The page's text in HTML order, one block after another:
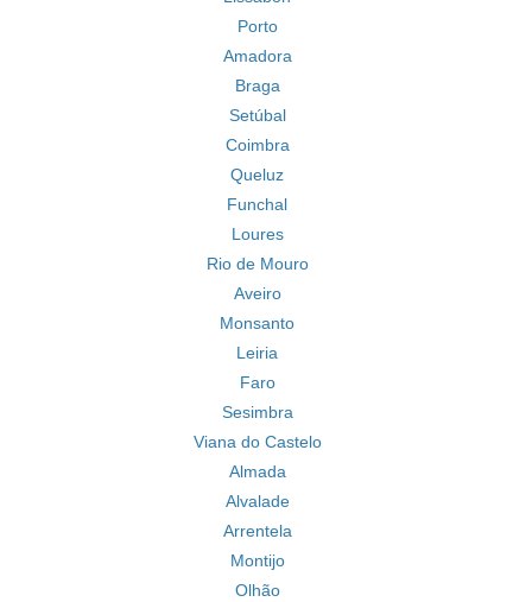
Porto
Amadora
Braga
Setúbal
Coimbra
Queluz
Funchal
Loures
Rio de Mouro
Aveiro
Monsanto
Leiria
Faro
Sesimbra
Viana do Castelo
Almada
Alvalade
Arrentela
Montijo
Olhão